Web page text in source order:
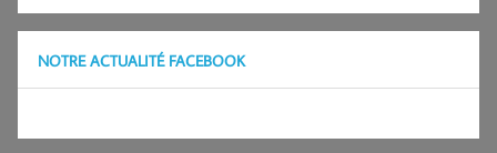
NOTRE ACTUALITÉ FACEBOOK